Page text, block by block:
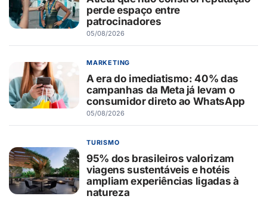
perde espaço entre
patrocinadores
05/08/2026
MARKETING
A era do imediatismo: 40% das
campanhas da Meta já levam o
consumidor direto ao WhatsApp
05/08/2026
TURISMO
95% dos brasileiros valorizam
viagens sustentáveis e hotéis
ampliam experiências ligadas à
natureza